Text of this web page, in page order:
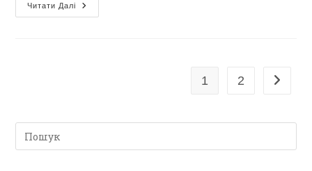
Читати Далі
Святкування
Дня
1 2